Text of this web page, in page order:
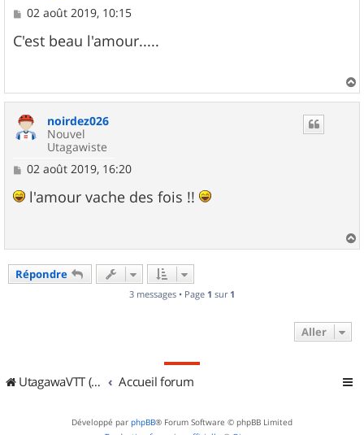
M
s
s
e
02 août 2019, 10:15
C'est beau l'amour.....
a
noirdez026
Nouvel
Utagawiste
M
s
e
02 août 2019, 16:20
l'amour vache des fois !!
a
Répondre
3 messages • Page 1 sur 1
Aller
UtagawaVTT (Randos VTT et VTTAE avec traces GPS) Accueil forum
Développé par phpBB® Forum Software © phpBB Limited